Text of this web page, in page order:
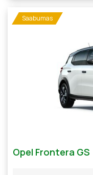
Saabumas
Opel Frontera GS